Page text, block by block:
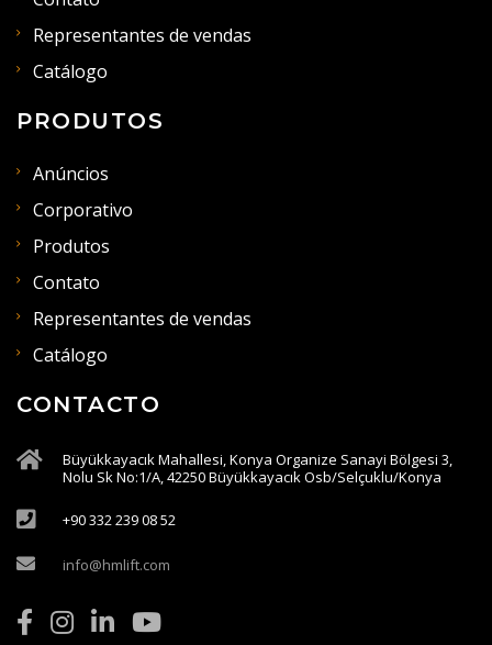
Representantes de vendas
Catálogo
PRODUTOS
Anúncios
Corporativo
Produtos
Contato
Representantes de vendas
Catálogo
CONTACTO
Büyükkayacık Mahallesi, Konya Organize Sanayi Bölgesi 3,
Nolu Sk No:1/A, 42250 Büyükkayacık Osb/Selçuklu/Konya
+90 332 239 08 52
info@hmlift.com